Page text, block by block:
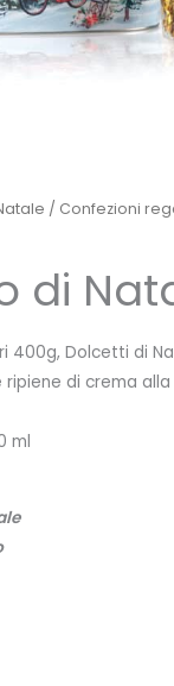
/ Confezioni
di
400g, Dolcetti di
di crema
ml